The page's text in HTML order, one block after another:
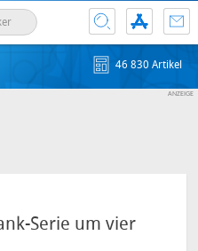
46 830 Artikel
Serie um vier